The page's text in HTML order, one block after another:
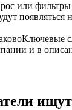
или фильтры
появляться
Ключевые
и в
ищут